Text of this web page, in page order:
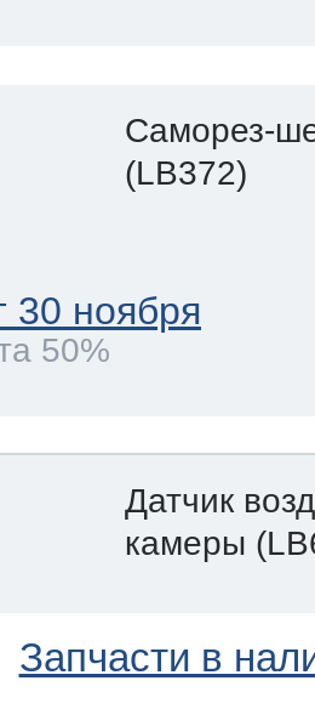
Саморез-
(LB372)
30 ноября
50%
Датчик
камеры
Запчасти в